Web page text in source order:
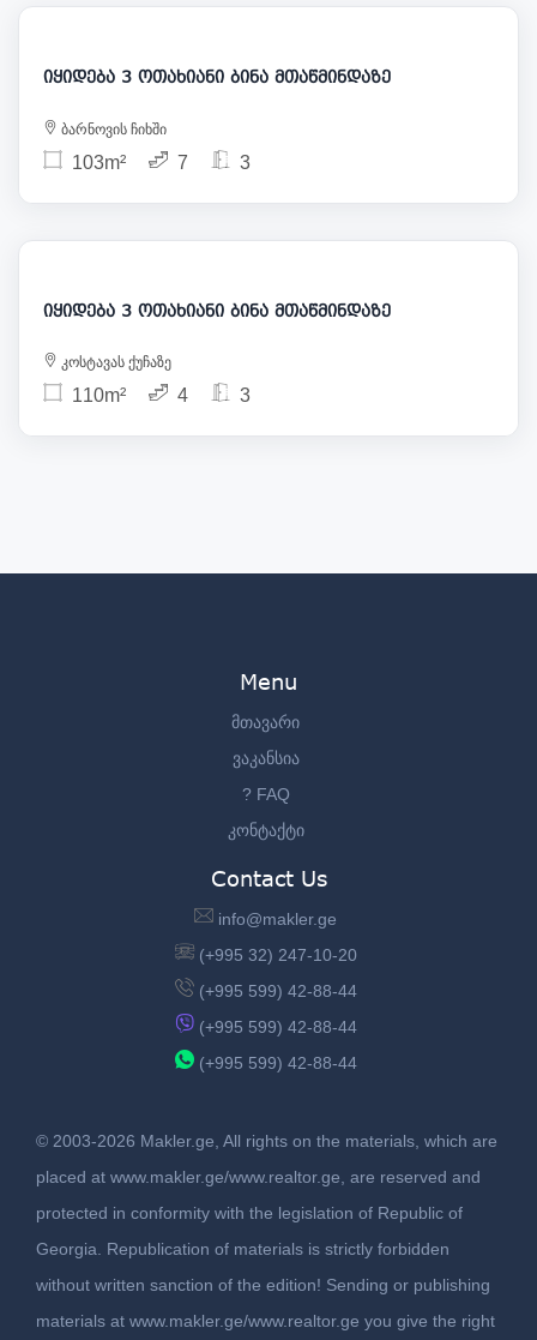
240 000
იყიდება 3 ოთახიანი ბინა მთაწმინდაზე
ბარნოვის ჩიხში
103m² 7 3
255 000
იყიდება 3 ოთახიანი ბინა მთაწმინდაზე
კოსტავას ქუჩაზე
110m² 4 3
Menu
მთავარი
ვაკანსია
? FAQ
კონტაქტი
Contact Us
info@makler.ge
(+995 32) 247-10-20
(+995 599) 42-88-44
(+995 599) 42-88-44
(+995 599) 42-88-44
© 2003-2026 Makler.ge, All rights on the materials, which are
placed at www.makler.ge/www.realtor.ge, are reserved and
protected in conformity with the legislation of Republic of
Georgia. Republication of materials is strictly forbidden
without written sanction of the edition! Sending or publishing
materials at www.makler.ge/www.realtor.ge you give the right